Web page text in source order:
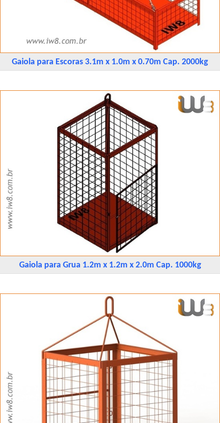
Gaiola para Escoras 3.1m x 1.0m x 0.70m Cap. 2000kg
Gaiola para Grua 1.2m x 1.2m x 2.0m Cap. 1000kg